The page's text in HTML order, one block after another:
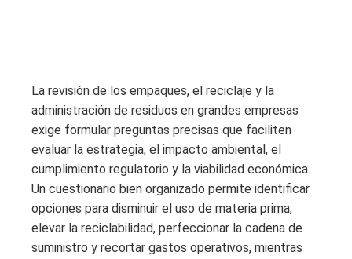
La revisión de los empaques, el reciclaje y la
administración de residuos en grandes empresas
exige formular preguntas precisas que faciliten
evaluar la estrategia, el impacto ambiental, el
cumplimiento regulatorio y la viabilidad económica.
Un cuestionario bien organizado permite identificar
opciones para disminuir el uso de materia prima,
elevar la reciclabilidad, perfeccionar la cadena de
suministro y recortar gastos operativos, mientras